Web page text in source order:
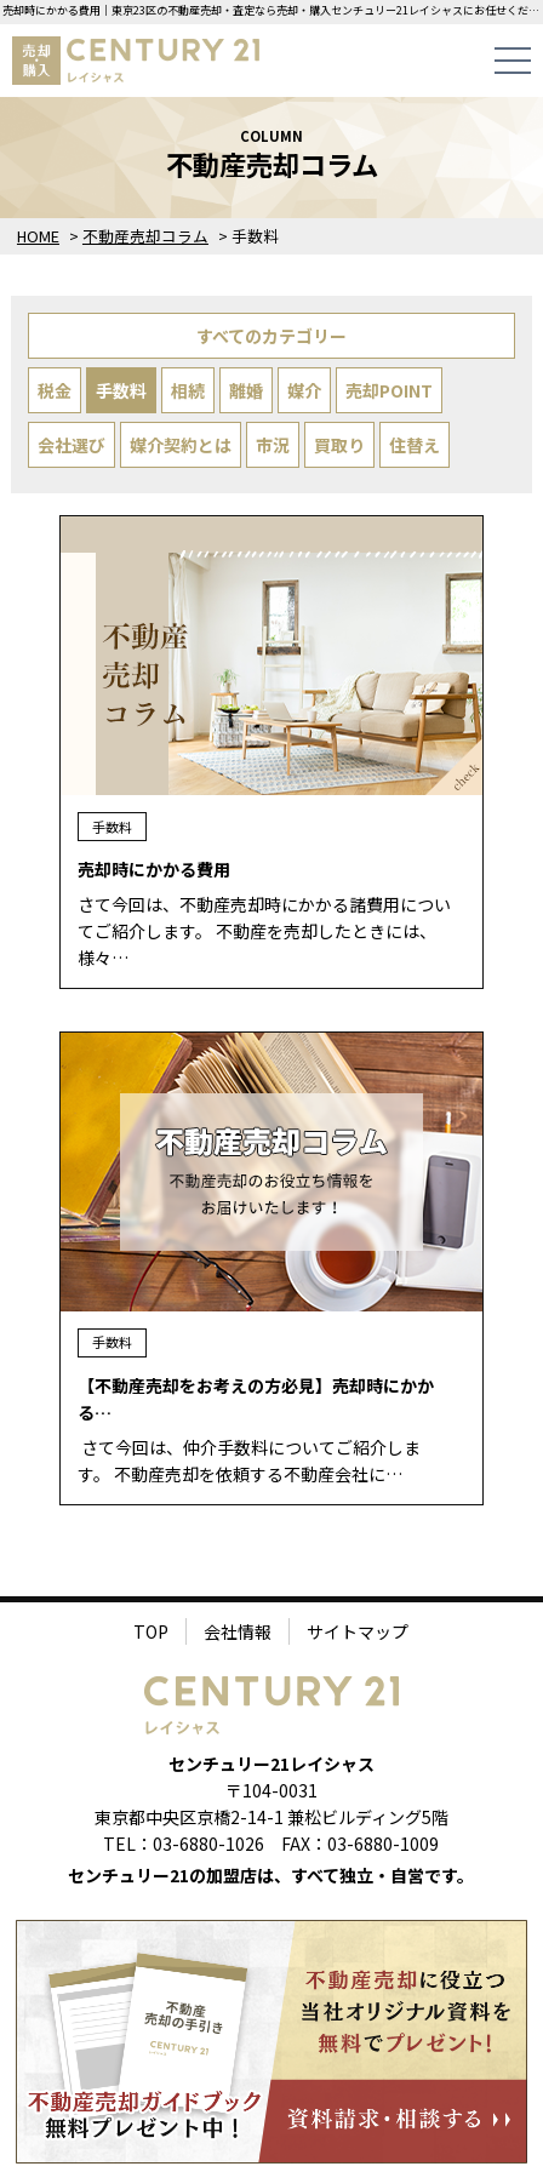
売却時にかかる費用｜東京23区の不動産売却・査定なら売却・購入センチュリー21レイシャスにお任せください！
HOME > 不動産売却コラム > 手数料
COLUMN
不動産売却コラム
すべてのカテゴリー
税金 手数料 相続 離婚 媒介 売却POINT
会社選び 媒介契約とは 市況 買取り 住替え
手数料
売却時にかかる費用
さて今回は、不動産売却時にかかる諸費用につい
てご紹介します。 不動産を売却したときには、
様々…
手数料
【不動産売却をお考えの方必見】売却時にかか
る…
さて今回は、仲介手数料についてご紹介しま
す。 不動産売却を依頼する不動産会社に…
TOP 会社情報 サイトマップ
センチュリー21レイシャス
〒104-0031
東京都中央区京橋2-14-1 兼松ビルディング5階
TEL：03-6880-1026 FAX：03-6880-1009
センチュリー21の加盟店は、すべて独立・自営です。